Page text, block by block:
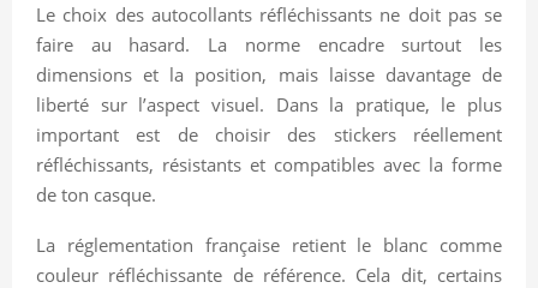
Le choix des autocollants réfléchissants ne doit pas se
faire au hasard. La norme encadre surtout les
dimensions et la position, mais laisse davantage de
liberté sur l’aspect visuel. Dans la pratique, le plus
important est de choisir des stickers réellement
réfléchissants, résistants et compatibles avec la forme
de ton casque.
La réglementation française retient le blanc comme
couleur réfléchissante de référence. Cela dit, certains